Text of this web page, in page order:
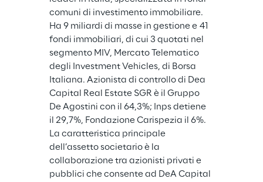
comuni di investimento immobiliare.
Ha 9 miliardi di masse in gestione e 41
fondi immobiliari, di cui 3 quotati nel
segmento MIV, Mercato Telematico
degli Investment Vehicles, di Borsa
Italiana. Azionista di controllo di Dea
Capital Real Estate SGR è il Gruppo
De Agostini con il 64,3%; Inps detiene
il 29,7%, Fondazione Carispezia il 6%.
La caratteristica principale
dell’assetto societario è la
collaborazione tra azionisti privati e
pubblici che consente ad DeA Capital